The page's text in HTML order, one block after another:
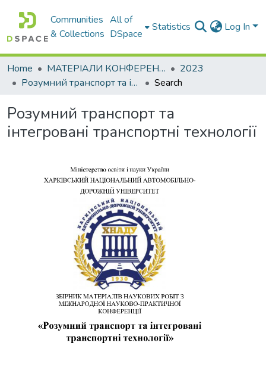
Communities
& Collections
All of
DSpace
Statistics Log In
Home МАТЕРІАЛИ КОНФЕРЕНЦІЙ
2023
Розумний транспорт та інтегровані транспортні технології
Search
Розумний транспорт та
інтегровані транспортні технології